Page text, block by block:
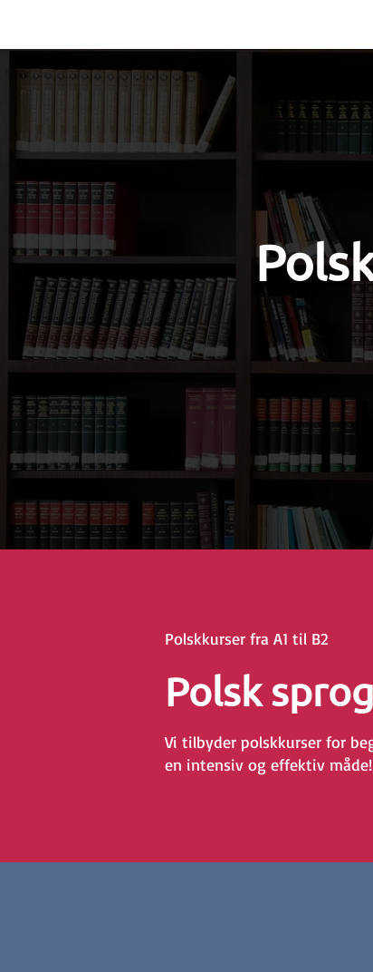
Polskkurser fra A1 til B2
Polsk
Vi tilbyder polskkurser for
en intensiv og effektiv måde!